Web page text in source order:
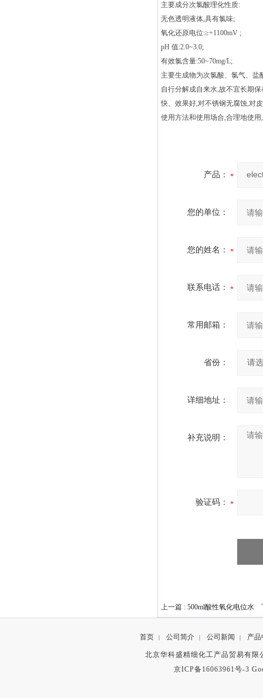
主要成分次氯酸理化性质:
无色透明液体,具有氯味;
氧化还原电位:≥+1100mV ;
pH 值:2.0~3.0;
有效氯含量:50~70mg/L;
主要生成物为次氯酸、氯气、
自行分解成自来水,故不宜长期
快、效果好,对不锈钢无腐蚀,对
使用方法和使用场合,合理地使
产品：
您的单位：
您的姓名：
联系电话：
常用邮箱：
省份：
详细地址：
补充说明：
验证码：
上一篇 : 500ml酸性氧化电位水
首页 | 公司简介 | 公司新闻 | 产品
北京华科盛精细化工产品贸易有
京ICP备16063961号-3